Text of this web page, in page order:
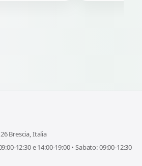
Brescia, Italia
12:30 e 14:00-19:00 • Sabato: 09:00-12:30